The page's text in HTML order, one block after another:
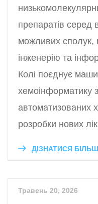
препаратів серед
можливих сполук,
інженерію та
Колі поєднує
хемоінформатику
автоматизованих
розробки нових
ДІЗНАТИСЯ
Травень 20, 2026